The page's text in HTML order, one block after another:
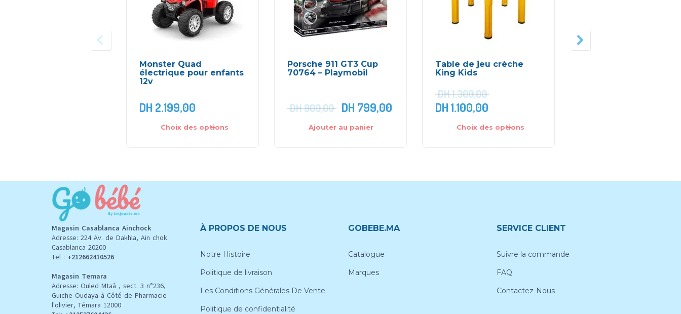
Monster Quad
électrique pour enfants
12v
DH 2.199,00
Choix des options
Porsche 911 GT3 Cup
70764 – Playmobil
DH900,00 DH 799,00
Ajouter au panier
Table de jeu crèche
King Kids
DH1.300,00
DH1.100,00
Choix des options
Magasin Casablanca Ainchock
Adresse: 224 Av. de Dakhla, Ain chok
Casablanca 20200
Tel : +212662410526
Magasin Temara
Adresse: Ouled Mtaâ , sect. 3 n°236,
Guiche Oudaya à Côté de Pharmacie
l'olivier, Témara 12000
À PROPOS DE NOUS
Notre Histoire
Politique de livraison
Les Conditions Générales De Vente
Politique de confidentialité
GOBEBE.MA
Catalogue
Marques
SERVICE CLIENT
Suivre la commande
FAQ
Contactez-Nous